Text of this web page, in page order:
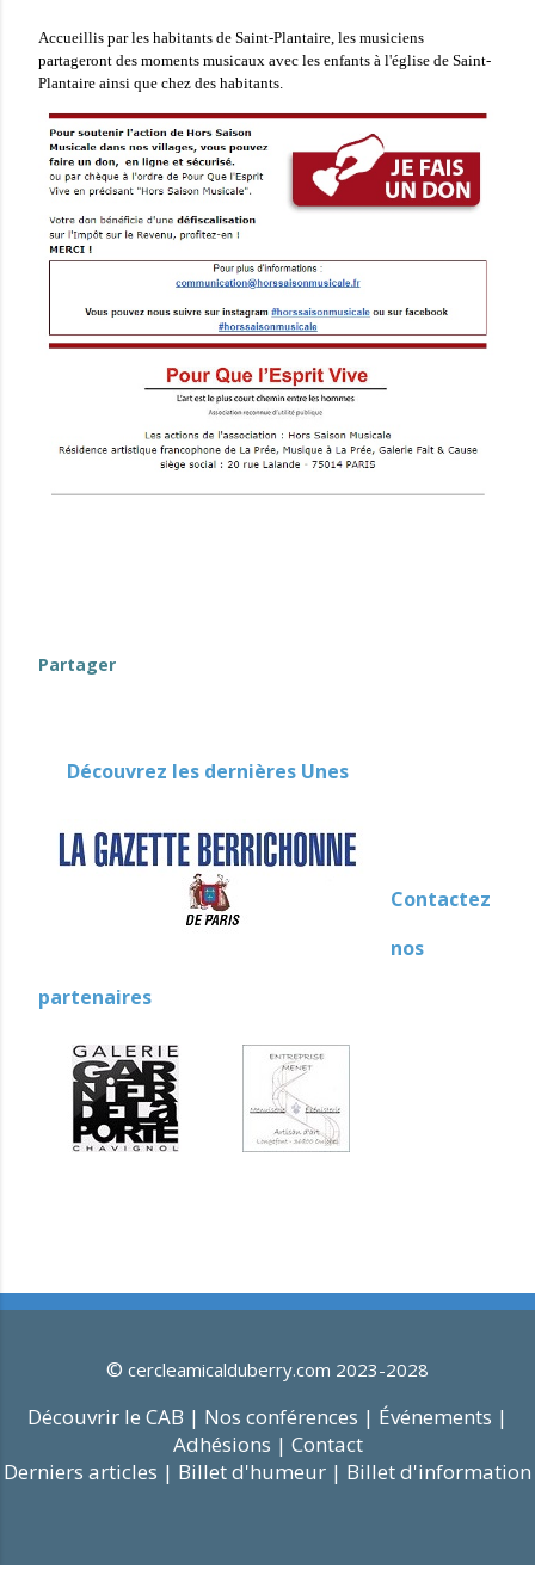
Accueillis par les habitants de Saint-Plantaire, les musiciens
partageront des moments musicaux avec les enfants à l'église de Saint-
Plantaire ainsi que chez des habitants.
Partager
Découvrez les dernières Unes
Contactez
nos
partenaires
© cercleamicalduberry.com 2023-2028
Découvrir le CAB | Nos conférences | Événements |
Adhésions | Contact
Derniers articles | Billet d'humeur | Billet d'information